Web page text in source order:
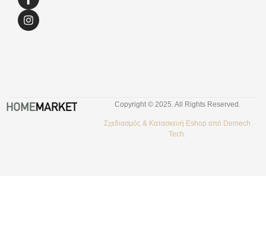
Copyright © 2025. All Rights Reserved.
Σχεδιασμός & Κατασκευή Eshop από Demech
Tech.